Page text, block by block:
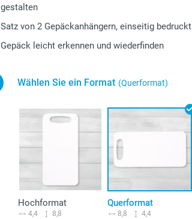
gestalten
Satz von 2 Gepäckanhängern, einseitig bedruckt
Gepäck leicht erkennen und wiederfinden
Wählen Sie ein Format (Querformat)
Hochformat
4,4
8,8
Querformat
8,8
4,4